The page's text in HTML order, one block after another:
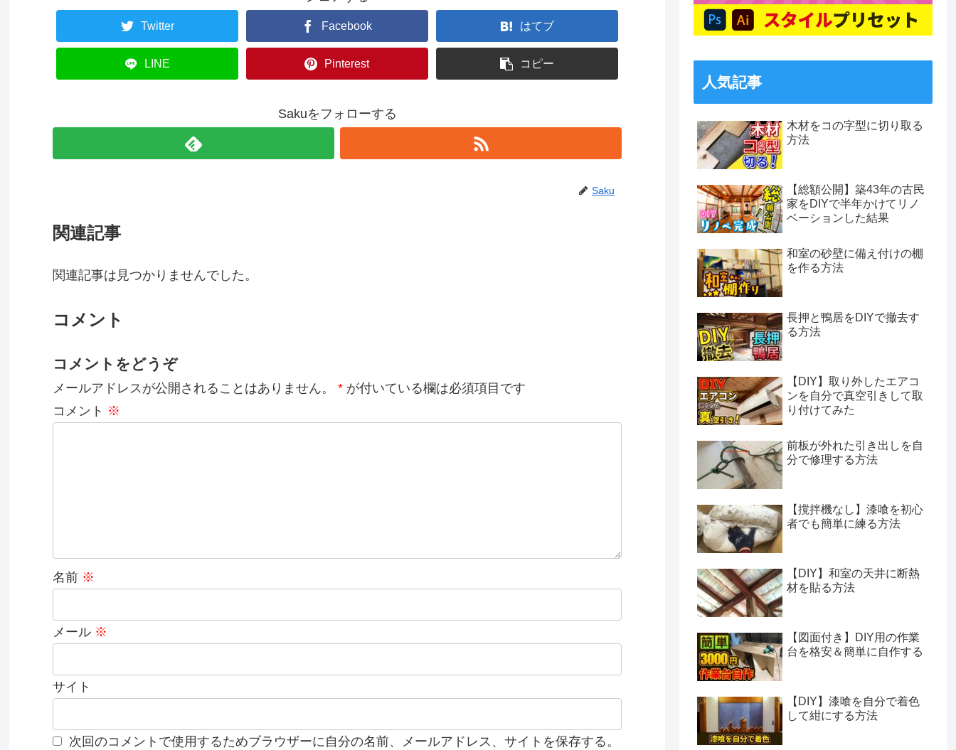
Twitter Facebook はてブ
LINE Pinterest コピー
Sakuをフォローする
Saku
関連記事
関連記事は見つかりませんでした。
コメント
コメントをどうぞ
メールアドレスが公開されることはありません。 * が付いている欄は必須項目です
コメント ※
名前 ※
メール ※
サイト
次回のコメントで使用するためブラウザーに自分の名前、メールアドレス、サイトを保存する。
人気記事
木材をコの字型に切り取る
方法
【総額公開】築43年の古民
家をDIYで半年かけてリノ
ベーションした結果
和室の砂壁に備え付けの棚
を作る方法
長押と鴨居をDIYで撤去す
る方法
【DIY】取り外したエアコ
ンを自分で真空引きして取
り付けてみた
前板が外れた引き出しを自
分で修理する方法
【撹拌機なし】漆喰を初心
者でも簡単に練る方法
【DIY】和室の天井に断熱
材を貼る方法
【図面付き】DIY用の作業
台を格安＆簡単に自作する
【DIY】漆喰を自分で着色
して紺にする方法